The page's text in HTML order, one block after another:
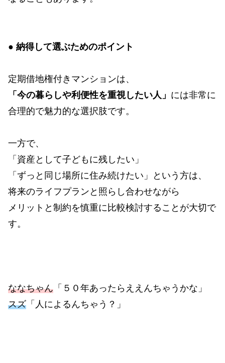
● 納得して選ぶためのポイント
定期借地権付きマンションは、
「 今の暮らしや利便性を重視したい人 」 には非常に
合理的で魅力的な選択肢です。
一方で、
「資産として子どもに残したい」
「ずっと同じ場所に住み続けたい」という方は、
将来のライフプランと照らし合わせながら
メリットと制約を慎重に比較検討することが大切で
す。
ななちゃん 「５０年あったらええんちゃうかな」
スズ 「人によるんちゃう？」